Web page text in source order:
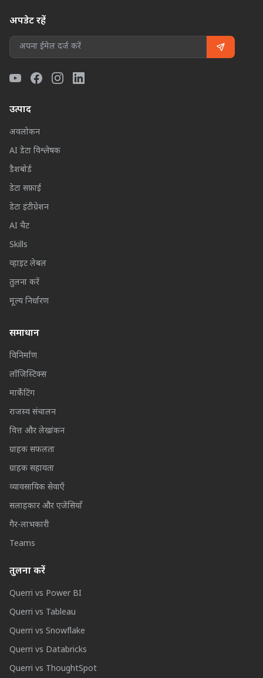
अपडेट रहें
उत्पाद
अवलोकन
AI डेटा विश्लेषक
डैशबोर्ड
डेटा सफ़ाई
डेटा इंटीग्रेशन
AI चैट
Skills
व्हाइट लेबल
तुलना करें
मूल्य निर्धारण
समाधान
विनिर्माण
लॉजिस्टिक्स
मार्केटिंग
राजस्व संचालन
वित्त और लेखांकन
ग्राहक सफलता
ग्राहक सहायता
व्यावसायिक सेवाएँ
सलाहकार और एजेंसियाँ
गैर-लाभकारी
Teams
तुलना करें
Querri vs Power BI
Querri vs Tableau
Querri vs Snowflake
Querri vs Databricks
Querri vs ThoughtSpot